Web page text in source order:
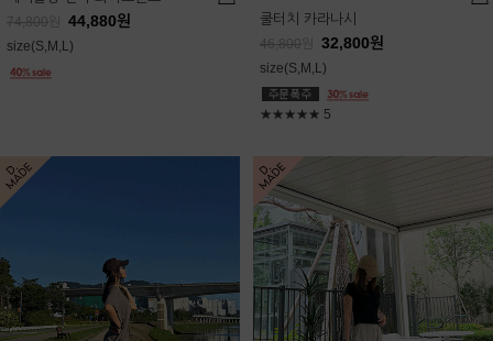
74,800 44,880원
size(S,M,L)
쿨터치 카라나시
46,800 32,800원
size(S,M,L)
★★★★★ 5